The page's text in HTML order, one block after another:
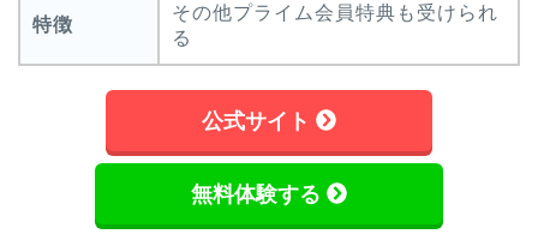
特徴
その他プライム会員特典も受けられ
る
公式サイト
無料体験する